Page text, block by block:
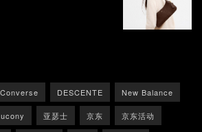
Converse DESCENTE New Balance
亚瑟士 京东 京东活动